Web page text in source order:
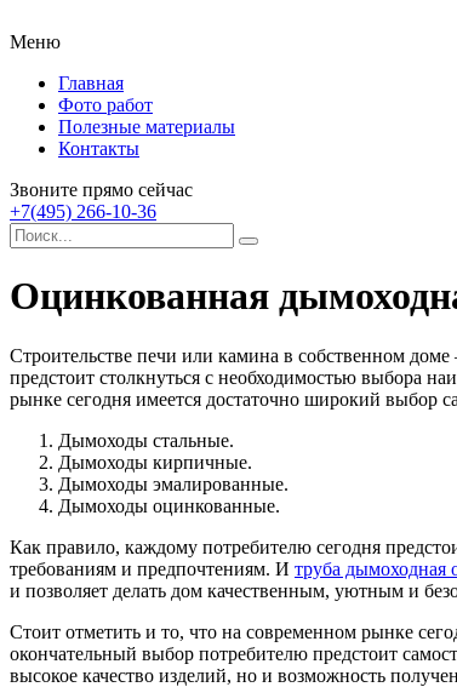
Меню
Главная
Фото работ
Полезные материалы
Контакты
Звоните прямо сейчас
+7(495) 266-10-36
Оцинкованная
Строительстве печи или камина в собственном
предстоит столкнуться с необходимостью выбора
рынке сегодня имеется достаточно широкий выбор
Дымоходы стальные.
Дымоходы кирпичные.
Дымоходы эмалированные.
Дымоходы оцинкованные.
Как правило, каждому потребителю сегодня
требованиям и предпочтениям. И труба дымоходная
и позволяет делать дом качественным, уютным и
Стоит отметить и то, что на современном рынке
окончательный выбор потребителю предстоит
высокое качество изделий, но и возможность